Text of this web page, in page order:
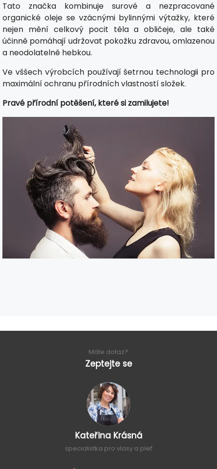
Tato značka kombinuje surové a nezpracované
organické oleje se vzácnými bylinnými výtažky, které
nejen mění celkový pocit těla a obličeje, ale také
účinně pomáhají udržovat pokožku zdravou, omlazenou
a neodolatelně hebkou.
Ve vššech výrobcích používají šetrnou technologii pro
maximální ochranu přírodních vlastností složek.
Pravé přírodní potěšení, které si zamilujete!
Máte dotaz?
Zeptejte se
Kateřina Krásná
specialistka pro vlasy a pleť